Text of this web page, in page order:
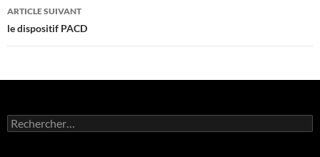
ARTICLE SUIVANT
le dispositif PACD
Rechercher :